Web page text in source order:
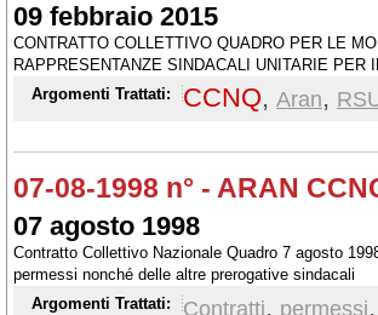
09 febbraio 2015
CONTRATTO COLLETTIVO QUADRO PER LE
RAPPRESENTANZE SINDACALI UNITARIE
AMMINISTRAZIONI E PER LA DEFINIZIONE
AGOSTO 1998
Argomenti Trattati: CCNQ, Aran,
07-08-1998 n° - ARAN
07 agosto 1998
Contratto Collettivo Nazionale Quadro 7 agosto
permessi nonché delle altre prerogative sindacali
Argomenti Trattati:
Contratti, permessi,